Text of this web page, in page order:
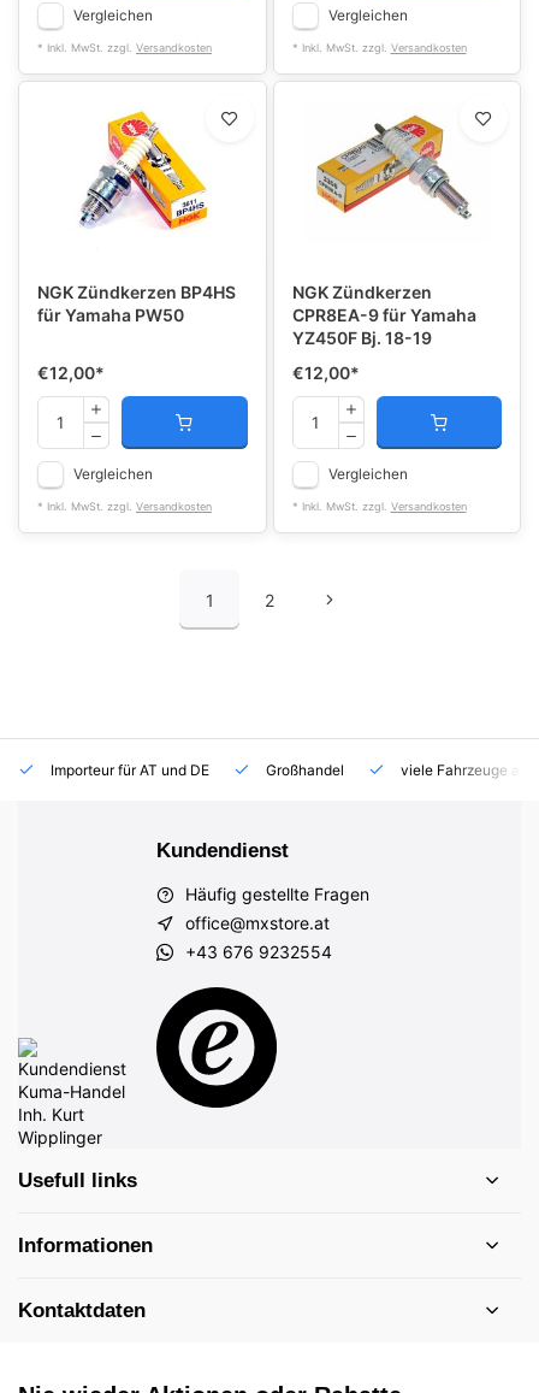
Vergleichen
* Inkl. MwSt. zzgl. Versandkosten
Vergleichen
* Inkl. MwSt. zzgl. Versandkosten
NGK Zündkerzen BP4HS
für Yamaha PW50
€12,00*
Vergleichen
* Inkl. MwSt. zzgl. Versandkosten
NGK Zündkerzen
CPR8EA-9 für Yamaha
YZ450F Bj. 18-19
€12,00*
Vergleichen
* Inkl. MwSt. zzgl. Versandkosten
1 2
Importeur für AT und DE Großhandel viele Fahrzeuge auf
Kundendienst
Häufig gestellte Fragen
office@mxstore.at
+43 676 9232554
Usefull links
Informationen
Kontaktdaten